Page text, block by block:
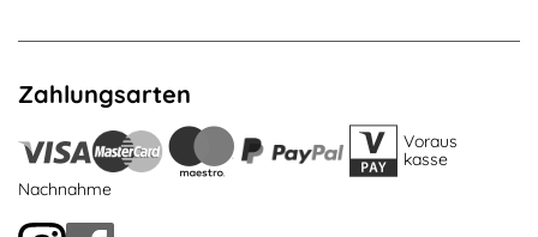
Zahlungsarten
Voraus
kasse
Nachnahme